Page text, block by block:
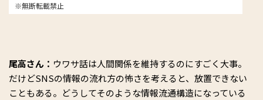
※無断転載禁止
尾高さん： ウワサ話は人間関係を維持するのにすごく大事。
だけどSNSの情報の流れ方の怖さを考えると、放置できない
こともある。どうしてそのような情報流通構造になっている